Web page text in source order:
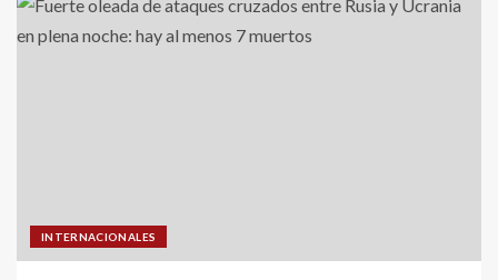
INTERNACIONALES